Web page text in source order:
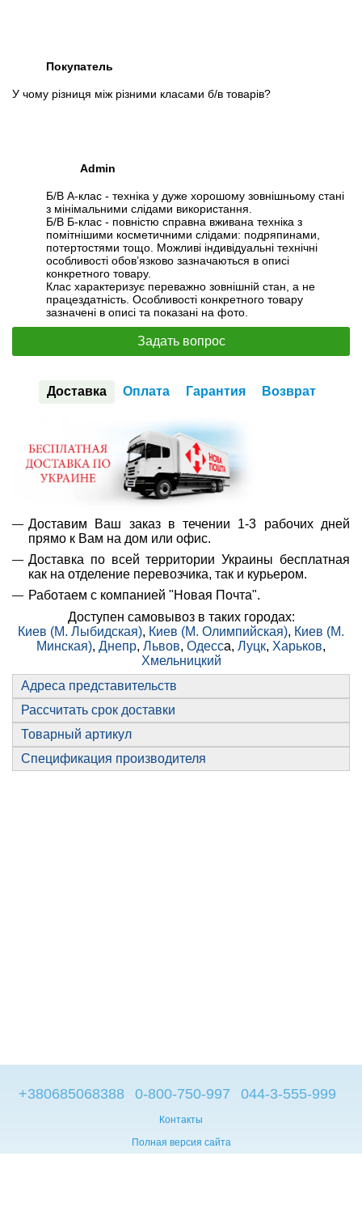
Покупатель
У чому різниця між різними класами б/в товарів?
Admin
Б/В А-клас - техніка у дуже хорошому зовнішньому стані
з мінімальними слідами використання.
Б/В Б-клас - повністю справна вживана техніка з
помітнішими косметичними слідами: подряпинами,
потертостями тощо. Можливі індивідуальні технічні
особливості обов’язково зазначаються в описі
конкретного товару.
Клас характеризує переважно зовнішній стан, а не
працездатність. Особливості конкретного товару
зазначені в описі та показані на фото.
Задать вопрос
Доставка Оплата Гарантия Возврат
Доставим Ваш заказ в течении 1-3 рабочих дней
прямо к Вам на дом или офис.
Доставка по всей территории Украины бесплатная
как на отделение перевозчика, так и курьером.
Работаем с компанией "Новая Почта".
Доступен самовывоз в таких городах:
Киев (М. Лыбидская), Киев (М. Олимпийская), Киев (М.
Минская), Днепр, Львов, Одесса, Луцк, Харьков,
Хмельницкий
Адреса представительств
Рассчитать срок доставки
Товарный артикул
Спецификация производителя
+380685068388 0-800-750-997 044-3-555-999
Контакты
Полная версия сайта